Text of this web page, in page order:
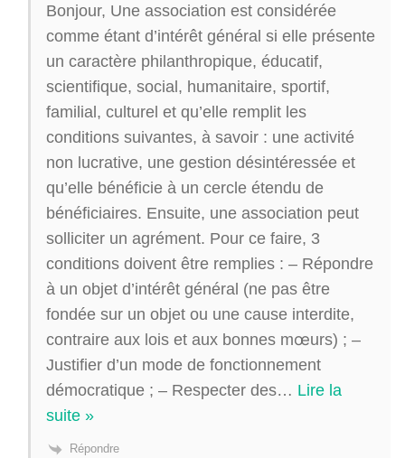
Bonjour, Une association est considérée
comme étant d’intérêt général si elle présente
un caractère philanthropique, éducatif,
scientifique, social, humanitaire, sportif,
familial, culturel et qu’elle remplit les
conditions suivantes, à savoir : une activité
non lucrative, une gestion désintéressée et
qu’elle bénéficie à un cercle étendu de
bénéficiaires. Ensuite, une association peut
solliciter un agrément. Pour ce faire, 3
conditions doivent être remplies : – Répondre
à un objet d’intérêt général (ne pas être
fondée sur un objet ou une cause interdite,
contraire aux lois et aux bonnes mœurs) ; –
Justifier d’un mode de fonctionnement
démocratique ; – Respecter des… Lire la
suite »
Répondre